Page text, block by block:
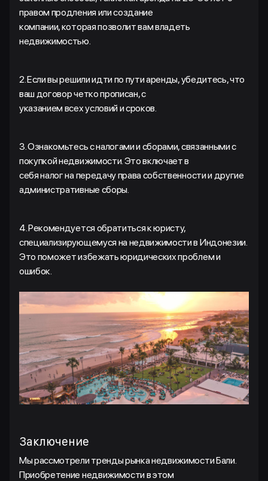
правом продления или создание
компании, которая позволит вам владеть
недвижимостью.
2. Если вы решили идти по пути аренды, убедитесь, что
ваш договор четко прописан, с
указанием всех условий и сроков.
3. Ознакомьтесь с налогами и сборами, связанными с
покупкой недвижимости. Это включает в
себя налог на передачу права собственности и другие
административные сборы.
4. Рекомендуется обратиться к юристу,
специализирующемуся на недвижимости в Индонезии.
Это поможет избежать юридических проблем и
ошибок.
Заключение
Мы рассмотрели тренды рынка недвижимости Бали.
Приобретение недвижимости в этом